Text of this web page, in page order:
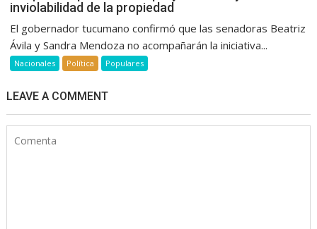
inviolabilidad de la propiedad
El gobernador tucumano confirmó que las senadoras Beatriz
Ávila y Sandra Mendoza no acompañarán la iniciativa...
Nacionales Política Populares
LEAVE A COMMENT